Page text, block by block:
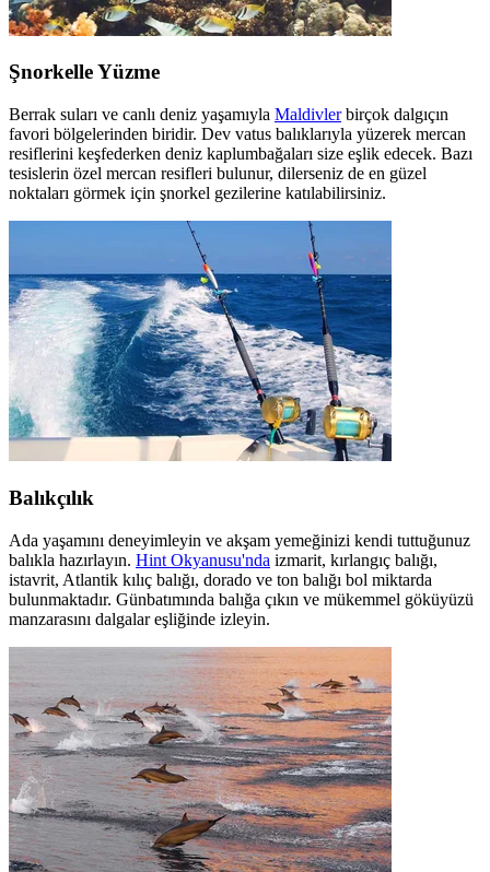
Şnorkelle Yüzme
Berrak suları ve canlı deniz yaşamıyla Maldivlerbirçok dalgıçın
favori bölgelerinden biridir. Dev vatus balıklarıyla yüzerek mercan
resiflerini keşfederken deniz kaplumbağaları size eşlik edecek. Bazı
tesislerin özel mercan resifleri bulunur, dilerseniz de en güzel
noktaları görmek için şnorkel gezilerine katılabilirsiniz.
Balıkçılık
Ada yaşamını deneyimleyin ve akşam yemeğinizi kendi tuttuğunuz
balıkla hazırlayın. Hint Okyanusu'nda izmarit, kırlangıç balığı,
istavrit, Atlantik kılıç balığı, dorado ve ton balığı bol miktarda
bulunmaktadır. Günbatımında balığa çıkın ve mükemmel göküyüzü
manzarasını dalgalar eşliğinde izleyin.